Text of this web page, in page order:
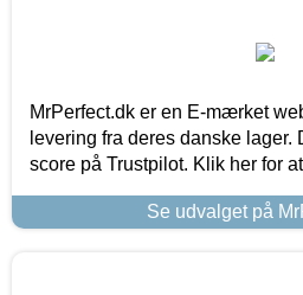
MrPerfect.dk er en E-mærket
levering fra deres danske lager.
score på Trustpilot. Klik her for
Se udvalget på